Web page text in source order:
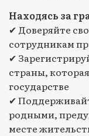
Находясь за
✔ Доверяйте
сотрудникам
✔
страны,
государстве
✔
родными,
месте